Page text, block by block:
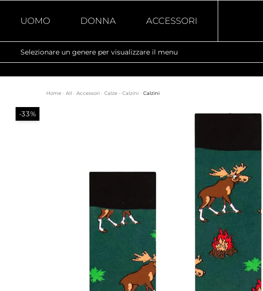
UOMO DONNA ACCESSORI
Selezionare un genere per visualizzare il menu
Home · All · Accessori · Calze - Calzini · Calzini
-33%